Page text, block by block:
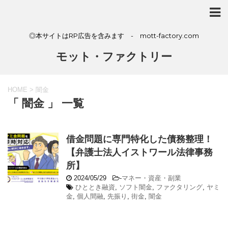
◎本サイトはRP広告を含みます - mott-factory.com
モット・ファクトリー
HOME > 闇金
「 闇金 」 一覧
借金問題に専門特化した債務整理！
【弁護士法人イストワール法律事務
所】
2024/05/29 -マネー・資産・副業
ひととき融資, ソフト闇金, ファクタリング, ヤミ
金, 個人間融, 先振り , 街金, 闇金